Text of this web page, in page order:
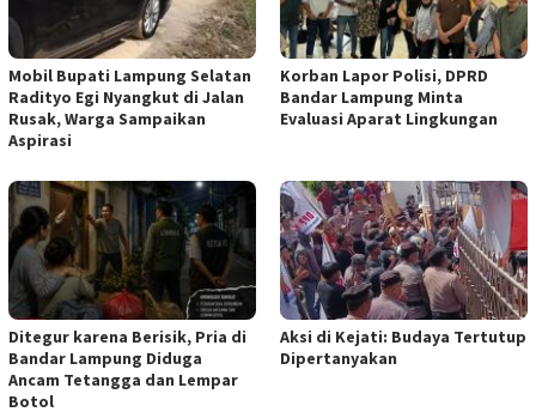
Mobil Bupati Lampung Selatan
Radityo Egi Nyangkut di Jalan
Rusak, Warga Sampaikan
Aspirasi
Korban Lapor Polisi, DPRD
Bandar Lampung Minta
Evaluasi Aparat Lingkungan
Ditegur karena Berisik, Pria di
Bandar Lampung Diduga
Ancam Tetangga dan Lempar
Botol
Aksi di Kejati: Budaya Tertutup
Dipertanyakan